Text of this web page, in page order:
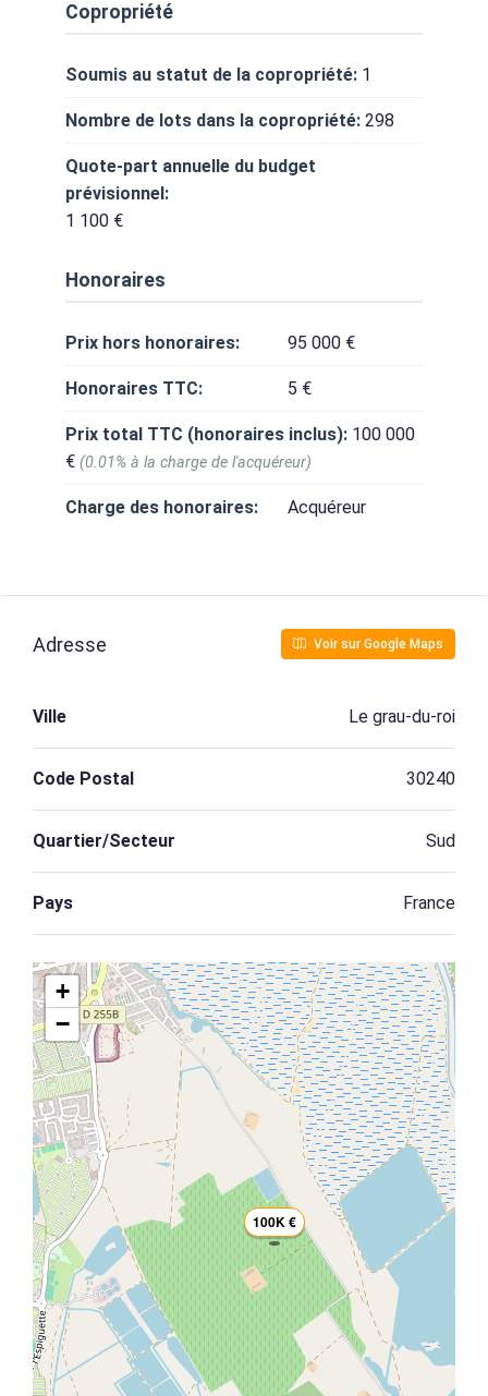
Copropriété
Soumis au statut de la copropriété: 1
Nombre de lots dans la copropriété: 298
Quote-part annuelle du budget
prévisionnel:
1 100 €
Honoraires
Prix hors honoraires: 95 000 €
Honoraires TTC: 5 €
Prix total TTC (honoraires inclus): 100 000
€ (0.01% à la charge de l'acquéreur)
Charge des honoraires: Acquéreur
Adresse Voir sur Google Maps
Ville Le grau-du-roi
Code Postal 30240
Quartier/Secteur Sud
Pays France
100K €
+
−